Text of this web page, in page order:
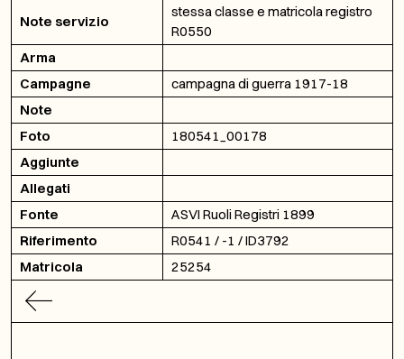
Note servizio
stessa classe e matricola registro
R0550
Arma
Campagne
campagna di guerra 1917-18
Note
Foto
180541_00178
Aggiunte
Allegati
Fonte
ASVI Ruoli Registri 1899
Riferimento
R0541 / -1 / ID3792
Matricola
25254